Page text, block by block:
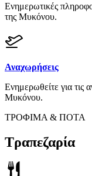
Ενημερωτικές
της Μυκόνου.
Αναχωρήσεις
Ενημερωθείτε για τις
Μυκόνου.
ΤΡΟΦΙΜΑ & ΠΟΤΑ
Τραπεζαρία